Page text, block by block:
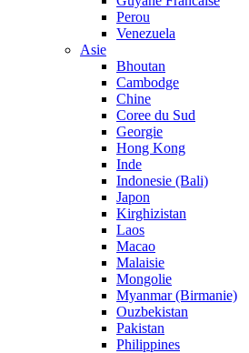
Perou
Venezuela
Asie
Bhoutan
Cambodge
Chine
Coree du Sud
Georgie
Hong Kong
Inde
Indonesie (Bali)
Japon
Kirghizistan
Laos
Macao
Malaisie
Mongolie
Myanmar (Birmanie)
Ouzbekistan
Pakistan
Philippines